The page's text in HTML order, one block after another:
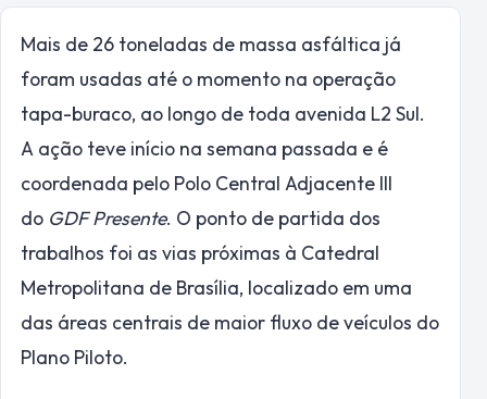
Mais de 26 toneladas de massa asfáltica já
foram usadas até o momento na operação
tapa-buraco, ao longo de toda avenida L2 Sul.
A ação teve início na semana passada e é
coordenada pelo Polo Central Adjacente III
do GDF Presente. O ponto de partida dos
trabalhos foi as vias próximas à Catedral
Metropolitana de Brasília, localizado em uma
das áreas centrais de maior fluxo de veículos do
Plano Piloto.